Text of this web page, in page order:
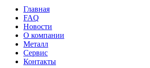
Главная
FAQ
Новости
О компании
Металл
Сервис
Контакты